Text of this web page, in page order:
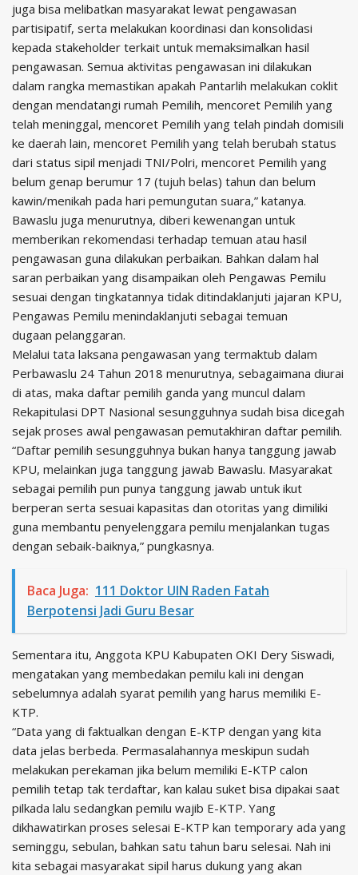
juga bisa melibatkan masyarakat lewat pengawasan
partisipatif, serta melakukan koordinasi dan konsolidasi
kepada stakeholder terkait untuk memaksimalkan hasil
pengawasan. Semua aktivitas pengawasan ini dilakukan
dalam rangka memastikan apakah Pantarlih melakukan coklit
dengan mendatangi rumah Pemilih, mencoret Pemilih yang
telah meninggal, mencoret Pemilih yang telah pindah domisili
ke daerah lain, mencoret Pemilih yang telah berubah status
dari status sipil menjadi TNI/Polri, mencoret Pemilih yang
belum genap berumur 17 (tujuh belas) tahun dan belum
kawin/menikah pada hari pemungutan suara,” katanya.
Bawaslu juga menurutnya, diberi kewenangan untuk
memberikan rekomendasi terhadap temuan atau hasil
pengawasan guna dilakukan perbaikan. Bahkan dalam hal
saran perbaikan yang disampaikan oleh Pengawas Pemilu
sesuai dengan tingkatannya tidak ditindaklanjuti jajaran KPU,
Pengawas Pemilu menindaklanjuti sebagai temuan
dugaan pelanggaran.
Melalui tata laksana pengawasan yang termaktub dalam
Perbawaslu 24 Tahun 2018 menurutnya, sebagaimana diurai
di atas, maka daftar pemilih ganda yang muncul dalam
Rekapitulasi DPT Nasional sesungguhnya sudah bisa dicegah
sejak proses awal pengawasan pemutakhiran daftar pemilih.
“Daftar pemilih sesungguhnya bukan hanya tanggung jawab
KPU, melainkan juga tanggung jawab Bawaslu. Masyarakat
sebagai pemilih pun punya tanggung jawab untuk ikut
berperan serta sesuai kapasitas dan otoritas yang dimiliki
guna membantu penyelenggara pemilu menjalankan tugas
dengan sebaik-baiknya,” pungkasnya.
Baca Juga: 111 Doktor UIN Raden Fatah
Berpotensi Jadi Guru Besar
Sementara itu, Anggota KPU Kabupaten OKI Dery Siswadi,
mengatakan yang membedakan pemilu kali ini dengan
sebelumnya adalah syarat pemilih yang harus memiliki E-
KTP.
“Data yang di faktualkan dengan E-KTP dengan yang kita
data jelas berbeda. Permasalahannya meskipun sudah
melakukan perekaman jika belum memiliki E-KTP calon
pemilih tetap tak terdaftar, kan kalau suket bisa dipakai saat
pilkada lalu sedangkan pemilu wajib E-KTP. Yang
dikhawatirkan proses selesai E-KTP kan temporary ada yang
seminggu, sebulan, bahkan satu tahun baru selesai. Nah ini
kita sebagai masyarakat sipil harus dukung yang akan